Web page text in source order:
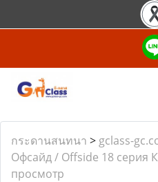
กระดานสนทนา > gclass-
Офсайд / Offside 18 серия
просмотр